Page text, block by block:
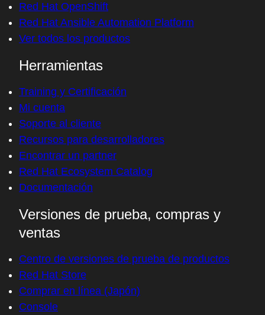
Red Hat OpenShift
Red Hat Ansible Automation Platform
Ver todos los productos
Herramientas
Training y Certificación
Mi cuenta
Soporte al cliente
Recursos para desarrolladores
Encontrar un partner
Red Hat Ecosystem Catalog
Documentación
Versiones de prueba, compras y
ventas
Centro de versiones de prueba de productos
Red Hat Store
Comprar en línea (Japón)
Console